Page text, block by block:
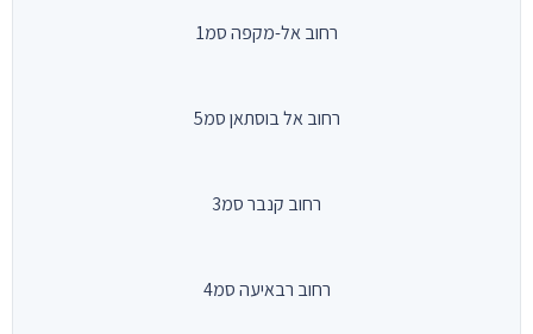
רחוב אל-מקפה סמ1
רחוב אל בוסתאן סמ5
רחוב קנבר סמ3
רחוב רבאיעה סמ4